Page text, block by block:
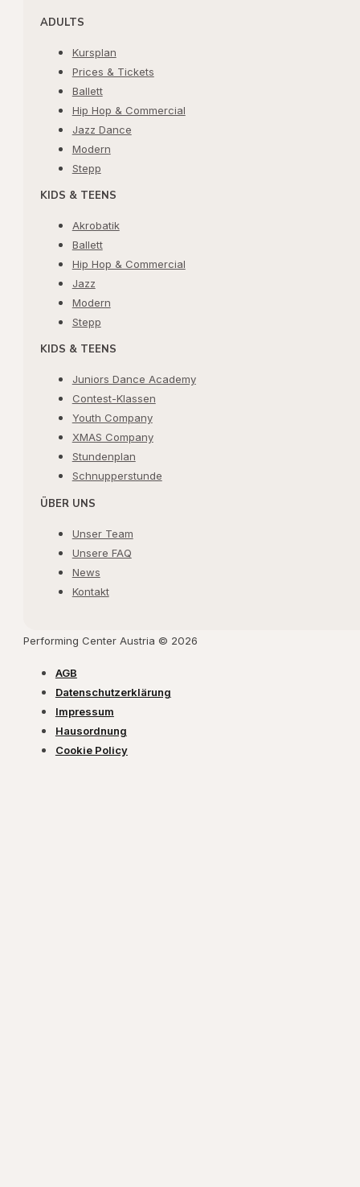
ADULTS
Kursplan
Prices & Tickets
Ballett
Hip Hop & Commercial
Jazz Dance
Modern
Stepp
KIDS & TEENS
Akrobatik
Ballett
Hip Hop & Commercial
Jazz
Modern
Stepp
KIDS & TEENS
Juniors Dance Academy
Contest-Klassen
Youth Company
XMAS Company
Stundenplan
Schnupperstunde
ÜBER UNS
Unser Team
Unsere FAQ
News
Kontakt
Performing Center Austria © 2026
AGB
Datenschutzerklärung
Impressum
Hausordnung
Cookie Policy